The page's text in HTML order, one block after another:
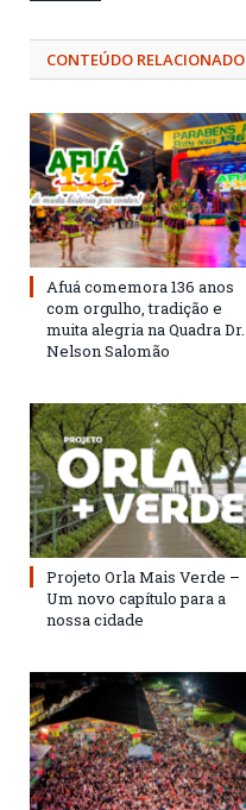
CONTEÚDO RELACIONADO
Afuá comemora 136 anos
com orgulho, tradição e
muita alegria na Quadra Dr.
Nelson Salomão
Projeto Orla Mais Verde –
Um novo capítulo para a
nossa cidade